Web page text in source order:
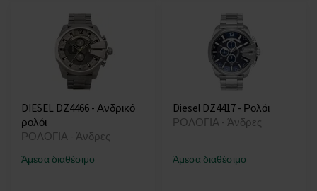
DIESEL DZ4466 - Ανδρικό
ρολόι
ΡΟΛΟΓΙΑ - Άνδρες
Άμεσα διαθέσιμο
Diesel DZ4417 - Ρολόι
ΡΟΛΟΓΙΑ - Άνδρες
Άμεσα διαθέσιμο